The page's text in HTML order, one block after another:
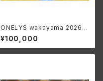
ONELYS wakayama 2026-
27 SEASON ファンクラブ
DIAMOND会員
¥100,000